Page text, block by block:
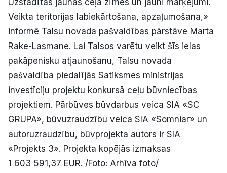
Facebook Instagram YouTube
E-avīze Abonē
Uzstādītas jaunas ceļa zīmes un jauni marķējumi.
Veikta teritorijas labiekārtošana, apzaļumošana,»
informē Talsu novada pašvaldības pārstāve Marta
Rake-Lasmane. Lai Talsos varētu veikt šīs ielas
pakāpenisku atjaunošanu, Talsu novada
pašvaldība piedalījās Satiksmes ministrijas
investīciju projektu konkursā ceļu būvniecības
projektiem. Pārbūves būvdarbus veica SIA «SC
GRUPA», būvuzraudzību veica SIA «Somniar» un
autoruzraudzību, būvprojekta autors ir SIA
«Projekts 3». Projekta kopējās izmaksas
1 603 591,37 EUR. /Foto: Arhīva foto/